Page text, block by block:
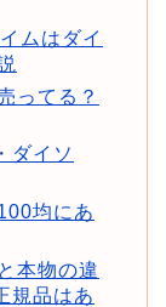
ムはダイ
ってる？
ダイソ
均にあ
本物の違
規品はあ